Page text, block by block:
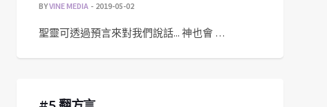
BYVINE MEDIA 2019-05-02
聖靈可透過預言來對我們說話... 神也會 …